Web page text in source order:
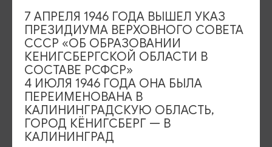
ИЩИТЕ ТАКЖЕ НА НАШЕМ САЙТЕ
Серебряное ожерелье
Электронная виза
Туры и экскурсии
Афиша мероприятий
Сувениры
Гостевая книга
7 АПРЕЛЯ 1946 ГОДА ВЫШЕЛ УКАЗ
ПРЕЗИДИУМА ВЕРХОВНОГО СОВЕТА
СССР «ОБ ОБРАЗОВАНИИ
КЕНИГСБЕРГСКОЙ ОБЛАСТИ В
СОСТАВЕ РСФСР»
4 ИЮЛЯ 1946 ГОДА ОНА БЫЛА
ПЕРЕИМЕНОВАНА В
КАЛИНИНГРАДСКУЮ ОБЛАСТЬ,
ГОРОД КЁНИГСБЕРГ — В
КАЛИНИНГРАД